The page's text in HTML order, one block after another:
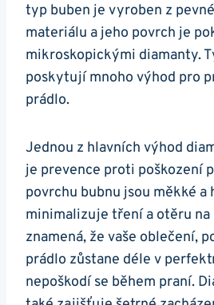
typ buben je vyroben z
materiálu a jeho povrch je
mikroskopickými diamanty.
poskytují ⁣mnoho ​výhod pro
‍prádlo.
Jednou ‍z hlavních výhod
je prevence⁤ proti‌ poškození
povrchu⁤ bubnu ⁤jsou měkké a
minimalizuje tření a otěru na
znamená, ‌že vaše oblečení,
prádlo⁢ zůstane déle v
nepoškodí⁤ se během praní.